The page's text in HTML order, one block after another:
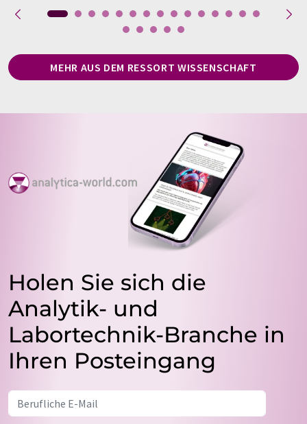
MEHR AUS DEM RESSORT WISSENSCHAFT
Holen Sie sich die
Analytik- und
Labortechnik-Branche in
Ihren Posteingang